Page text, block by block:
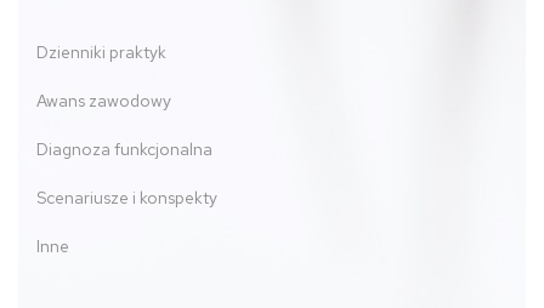
Dzienniki praktyk
Awans zawodowy
Diagnoza funkcjonalna
Scenariusze i konspekty
Inne